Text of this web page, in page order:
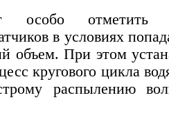
особо отметить
в условиях
объем. При этом
кругового цикла
распылению